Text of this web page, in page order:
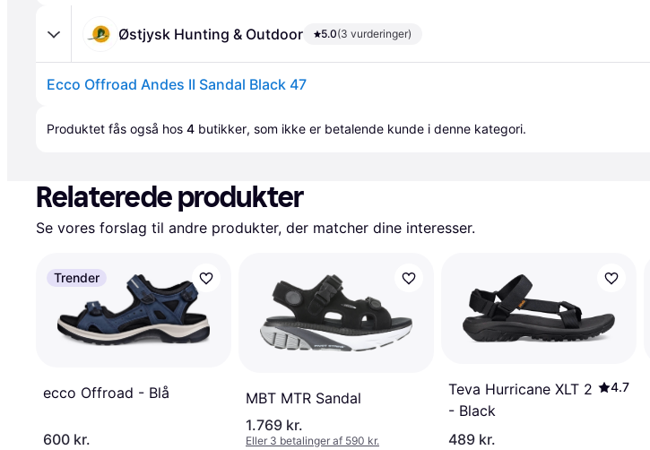
Østjysk Hunting & Outdoor 5.0(3 vurderinger)
Ecco Offroad Andes II Sandal Black 47
Produktet fås også hos 4 butikker, som ikke er betalende kunde i denne kategori.
Relaterede produkter
Se vores forslag til andre produkter, der matcher dine interesser.
Trender
ecco Offroad - Blå
600 kr.
MBT MTR Sandal
1.769 kr.
Eller 3 betalinger af 590 kr.
Teva Hurricane XLT 2
- Black
4.7
489 kr.